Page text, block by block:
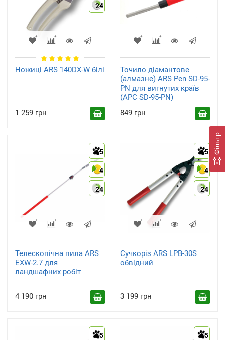
Фільтр
24
Ножиці ARS 140DX-W білі
1 259 грн
Точило діамантове
(алмазне) ARS Pen SD-95-
PN для вигнутих країв
(АРС SD-95-PN)
849 грн
5
4
24
Телескопічна пила ARS
EXW-2.7 для
ландшафних робіт
4 190 грн
5
4
24
Сучкоріз ARS LPB-30S
обвідний
3 199 грн
5 5